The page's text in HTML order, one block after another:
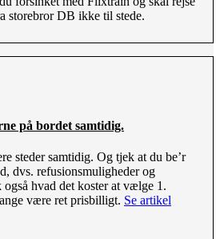
storebror DB ikke til stede.
på bordet samtidig.
steder samtidig. Og tjek at du be’r
dvs. refusionsmuligheder og
også hvad det koster at vælge 1.
være ret prisbilligt. Se artikel